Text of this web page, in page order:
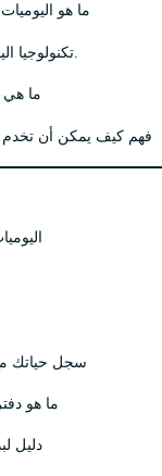
ما هو
ما هي
فهم كيف يمكن أن تخدم
سجل حياتك
ما هو
دليل